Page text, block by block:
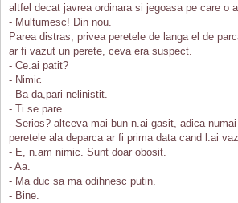
altfel decat javrea ordinara si jegoasa pe care o
- Multumesc! Din nou.
Parea distras, privea peretele de langa el de
ar fi vazut un perete, ceva era suspect.
- Ce.ai patit?
- Nimic.
- Ba da,pari nelinistit.
- Ti se pare.
- Serios? altceva mai bun n.ai gasit, adica
peretele ala deparca ar fi prima data cand l.ai
- E, n.am nimic. Sunt doar obosit.
- Aa.
- Ma duc sa ma odihnesc putin.
- Bine.